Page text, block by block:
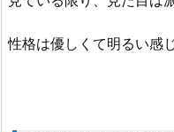
性格は優しくて明るい感